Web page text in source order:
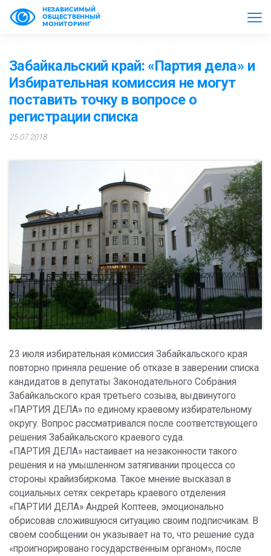
НЕЗАВИСИМЫЙ
ОБЩЕСТВЕННЫЙ
МОНИТОРИНГ
Забайкальский край: «Партия дела» и
Избирательная комиссия не могут
поставить точку в вопросе о
регистрации списка
25.07.2018
23 июля избирательная комиссия Забайкальского края
повторно приняла решение об отказе в заверении списка
кандидатов в депутаты Законодательного Собрания
Забайкальского края третьего созыва, выдвинутого
«ПАРТИЯ ДЕЛА» по единому краевому избирательному
округу. Вопрос рассматривался после соответствующего
решения Забайкальского краевого суда.
«ПАРТИЯ ДЕЛА» настаивает на незаконности такого
решения и на умышленном затягивании процесса со
стороны крайизбиркома. Такое мнение высказал в
социальных сетях секретарь краевого отделения
«ПАРТИИ ДЕЛА» Андрей Коптеев, эмоционально
обрисовав сложившуюся ситуацию своим подписчикам. В
своем сообщении он указывает на то, что решение суда
«проигнорировано государственным органом», после